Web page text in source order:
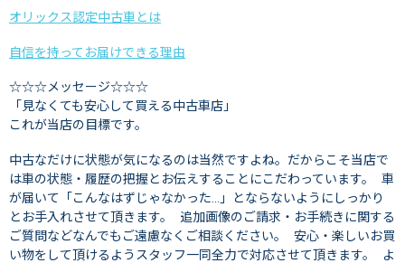
オリックス認定中古車とは
自信を持ってお届けできる理由
☆☆☆メッセージ☆☆☆
「見なくても安心して買える中古車店」
これが当店の目標です。
中古なだけに状態が気になるのは当然ですよね。だからこそ当店で
は車の状態・履歴の把握とお伝えすることにこだわっています。 車
が届いて「こんなはずじゃなかった…」とならないようにしっかり
とお手入れさせて頂きます。 追加画像のご請求・お手続きに関する
ご質問などなんでもご遠慮なくご相談ください。 安心・楽しいお買
い物をして頂けるようスタッフ一同全力で対応させて頂きます。 よ